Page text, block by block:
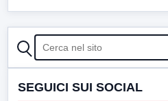
CERCA
SEGUICI SUI SOCIAL